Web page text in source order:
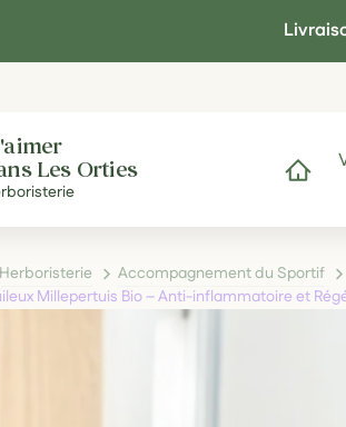
Les Orties
Accueil
Herboristerie
Accompagnement du Sportif
Millepertuis Bio – Anti-inflammatoire et